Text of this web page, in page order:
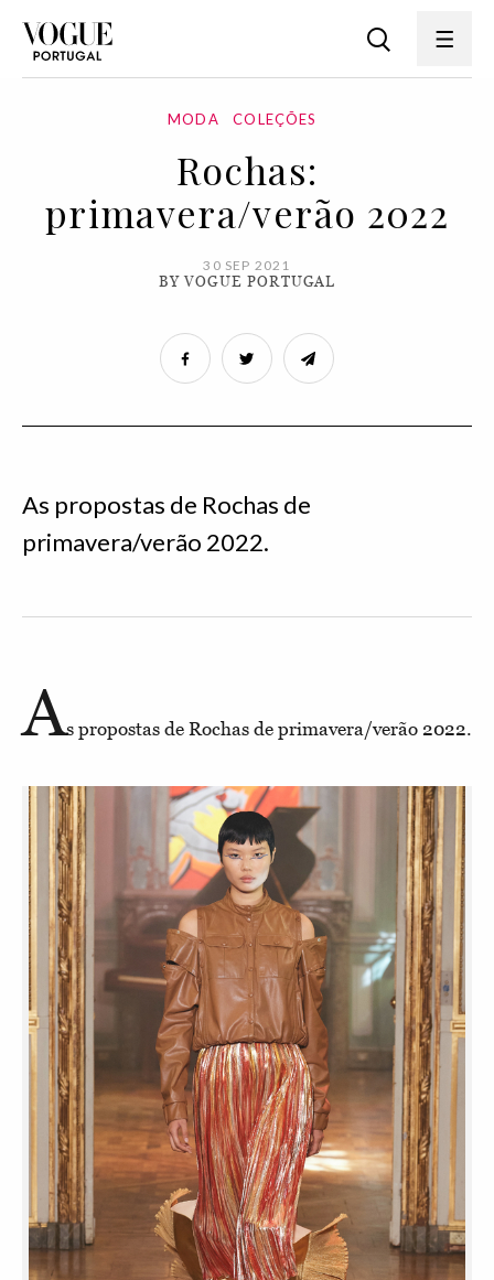
MODA COLEÇÕES
Rochas:
primavera/verão 2022
30 SEP 2021
BY VOGUE PORTUGAL
As propostas de Rochas de
primavera/verão 2022.
As propostas de Rochas de primavera/verão 2022.